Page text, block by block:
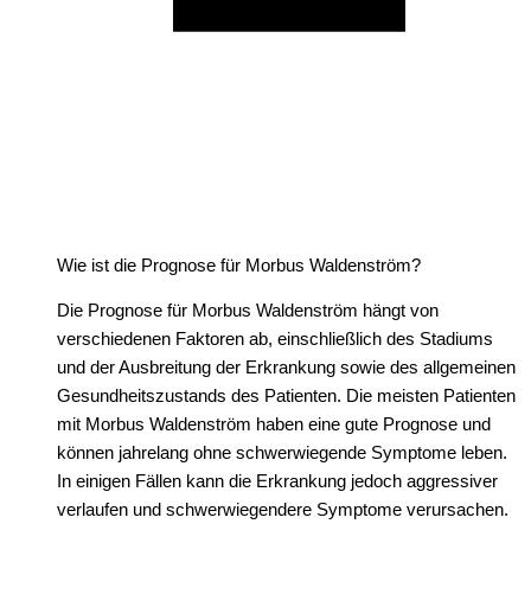
Wie ist die Prognose für Morbus Waldenström?
Die Prognose für Morbus Waldenström hängt von
verschiedenen Faktoren ab, einschließlich des Stadiums
und der Ausbreitung der Erkrankung sowie des allgemeinen
Gesundheitszustands des Patienten. Die meisten Patienten
mit Morbus Waldenström haben eine gute Prognose und
können jahrelang ohne schwerwiegende Symptome leben.
In einigen Fällen kann die Erkrankung jedoch aggressiver
verlaufen und schwerwiegendere Symptome verursachen.